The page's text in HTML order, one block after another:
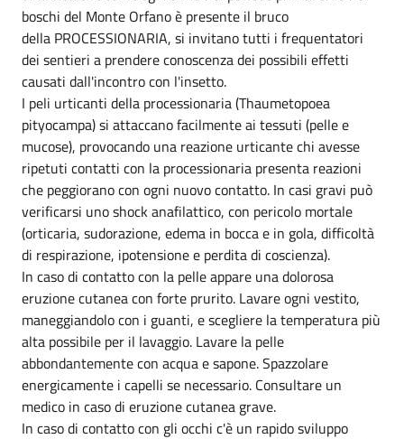
boschi del Monte Orfano è presente il bruco
della PROCESSIONARIA, si invitano tutti i frequentatori
dei sentieri a prendere conoscenza dei possibili effetti
causati dall'incontro con l'insetto.
I peli urticanti della processionaria (Thaumetopoea
pityocampa) si attaccano facilmente ai tessuti (pelle e
mucose), provocando una reazione urticante chi avesse
ripetuti contatti con la processionaria presenta reazioni
che peggiorano con ogni nuovo contatto. In casi gravi può
verificarsi uno shock anafilattico, con pericolo mortale
(orticaria, sudorazione, edema in bocca e in gola, difficoltà
di respirazione, ipotensione e perdita di coscienza).
In caso di contatto con la pelle appare una dolorosa
eruzione cutanea con forte prurito. Lavare ogni vestito,
maneggiandolo con i guanti, e scegliere la temperatura più
alta possibile per il lavaggio. Lavare la pelle
abbondantemente con acqua e sapone. Spazzolare
energicamente i capelli se necessario. Consultare un
medico in caso di eruzione cutanea grave.
In caso di contatto con gli occhi c'è un rapido sviluppo